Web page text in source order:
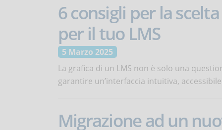
6 consigli per la
per il tuo LMS
5 Marzo 2025
La grafica di un LMS non è solo una
garantire un’interfaccia intuitiva,
Migrazione ad un